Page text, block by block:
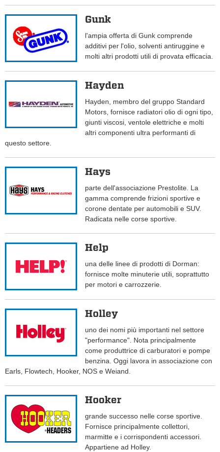
Gunk
l'ampia offerta di Gunk comprende
additivi per l'olio, solventi antiruggine e
molti altri prodotti utili di provata efficacia.
Hayden
Hayden, membro del gruppo Standard
Motors, fornisce radiatori olio di ogni tipo,
giunti viscosi, ventole elettriche e molti
altri componenti ultra performanti di
questo settore.
Hays
parte dell'associazione Prestolite. La
gamma comprende frizioni sportive e
corone dentate per automobili e SUV.
Radicata nelle corse sportive.
Help
una delle linee di prodotti di Dorman:
fornisce molte minuterie utili, soprattutto
per motori e carrozzerie.
Holley
uno dei nomi più importanti nel settore
"performance". Nota principalmente
come produttrice di carburatori e pompe
benzina. Oggi lavora in associazione con
Earls, Flowtech, Hooker, NOS e Weiand.
Hooker
grande successo nelle corse sportive.
Fornisce principalmente collettori,
marmitte e i corrispondenti accessori.
Appartiene ad Holley.